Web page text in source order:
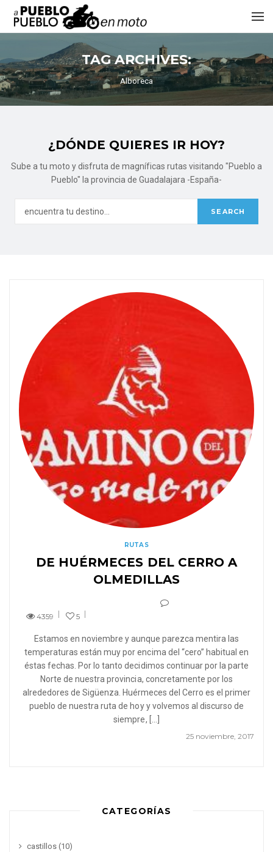
TAG ARCHIVES:
Alboreca
¿DÓNDE QUIERES IR HOY?
Sube a tu moto y disfruta de magníficas rutas visitando "Pueblo a
Pueblo" la provincia de Guadalajara -España-
RUTAS
DE HUÉRMECES DEL CERRO A
OLMEDILLAS
4359 5
25 noviembre, 2017
Estamos en noviembre y aunque parezca mentira las
temperaturas están muy por encima del “cero” habitual en
éstas fechas. Por lo tanto decidimos continuar por la parte
Norte de nuestra provincia, concretamente por los
alrededores de Sigüenza. Huérmeces del Cerro es el primer
pueblo de nuestra ruta de hoy y volvemos al discurso de
siempre, […]
CATEGORÍAS
castillos (10)